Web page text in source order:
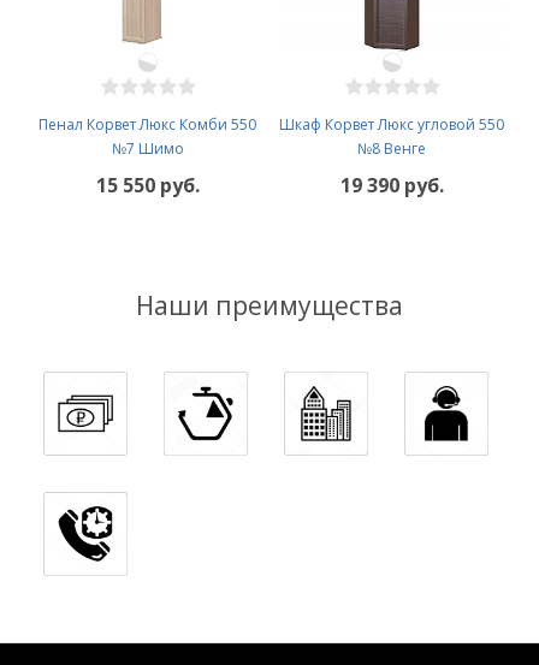
Пенал Корвет Люкс Комби 550
№7 Шимо
15 550 руб.
Шкаф Корвет Люкс угловой 550
№8 Венге
19 390 руб.
Наши преимущества